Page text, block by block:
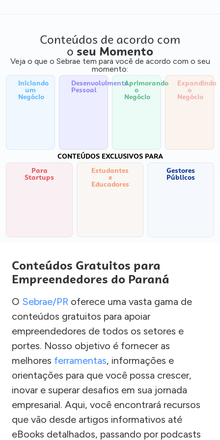
Conteúdos de acordo com
o seu Momento
Veja o que o Sebrae tem para você de acordo com o seu
momento:
Iniciando
um
Negócio
Desenvolvimento
Pessoal
Aprimorando
o
Negócio
Expandindo
o
Negócio
CONTEÚDOS EXCLUSIVOS PARA
Para
Startups
Estudantes
e
Educadores
Gestores
Públicos
Conteúdos Gratuitos para
Empreendedores do Paraná
O Sebrae/PR oferece uma vasta gama de
conteúdos gratuitos para apoiar
empreendedores de todos os setores e
portes. Nosso objetivo é fornecer as
melhores ferramentas, informações e
orientações para que você possa crescer,
inovar e superar desafios em sua jornada
empresarial. Aqui, você encontrará recursos
que vão desde artigos informativos até
eBooks detalhados, passando por podcasts